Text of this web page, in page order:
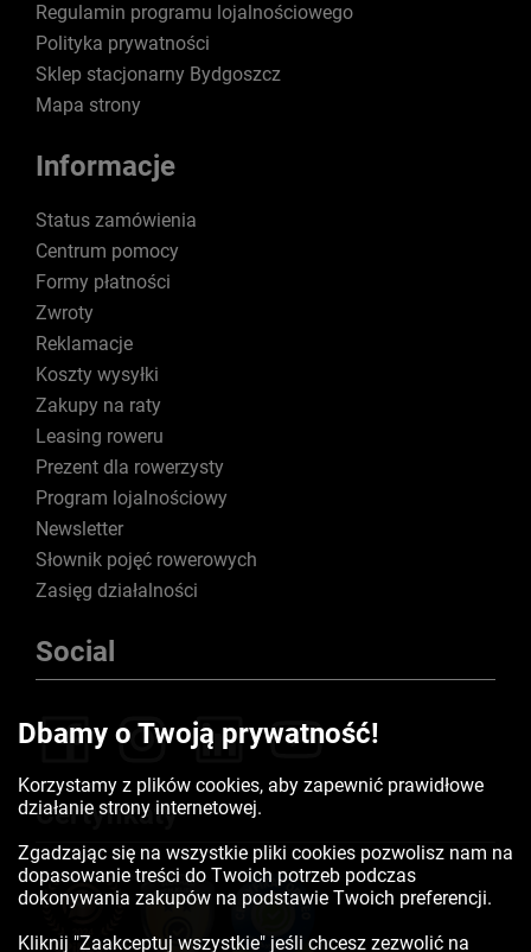
Regulamin programu lojalnościowego
Polityka prywatności
Sklep stacjonarny Bydgoszcz
Mapa strony
Informacje
Status zamówienia
Centrum pomocy
Formy płatności
Zwroty
Reklamacje
Koszty wysyłki
Zakupy na raty
Leasing roweru
Prezent dla rowerzysty
Program lojalnościowy
Newsletter
Słownik pojęć rowerowych
Zasięg działalności
Social
Certyfikaty
Dbamy o Twoją prywatność!
Korzystamy z plików cookies, aby zapewnić prawidłowe
działanie strony internetowej.
Zgadzając się na wszystkie pliki cookies pozwolisz nam na
dopasowanie treści do Twoich potrzeb podczas
dokonywania zakupów na podstawie Twoich preferencji.
Kliknij "Zaakceptuj wszystkie" jeśli chcesz zezwolić na